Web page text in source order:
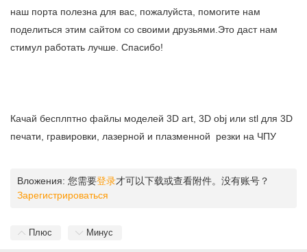
наш порта полезна для вас, пожалуйста, помогите нам
поделиться этим сайтом со своими друзьями.Это даст нам
стимул работать лучше. Спасибо!
Качай бесплптно файлы моделей 3D art, 3D obj или stl для 3D
печати, гравировки, лазерной и плазменной резки на ЧПУ
Вложения: 您需要登录才可以下载或查看附件。没有账号？
Зарегистрироваться
Плюс Минус